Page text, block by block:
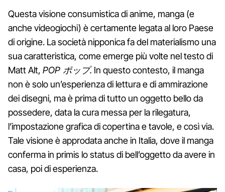
Questa visione consumistica di anime, manga (e
anche videogiochi) è certamente legata al loro Paese
di origine. La società nipponica fa del materialismo una
sua caratteristica, come emerge più volte nel testo di
Matt Alt, POP ポップ. In questo contesto, il manga
non è solo un’esperienza di lettura e di ammirazione
dei disegni, ma è prima di tutto un oggetto bello da
possedere, data la cura messa per la rilegatura,
l’impostazione grafica di copertina e tavole, e così via.
Tale visione è approdata anche in Italia, dove il manga
conferma in primis lo status di bell’oggetto da avere in
casa, poi di esperienza.